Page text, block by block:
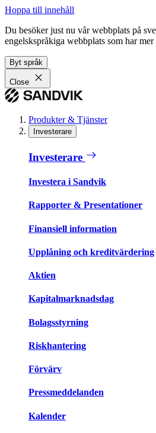
Hoppa till innehåll
Du besöker just nu vår webbplats på
engelskspråkiga webbplats som har
Byt språk
Close
Produkter & Tjänster
Investerare
Investerare
Investera i Sandvik
Rapporter & Presentationer
Finansiell information
Upplåning och kreditvärdering
Aktien
Kapitalmarknadsdag
Bolagsstyrning
Riskhantering
Förvärv
Pressmeddelanden
Kalender